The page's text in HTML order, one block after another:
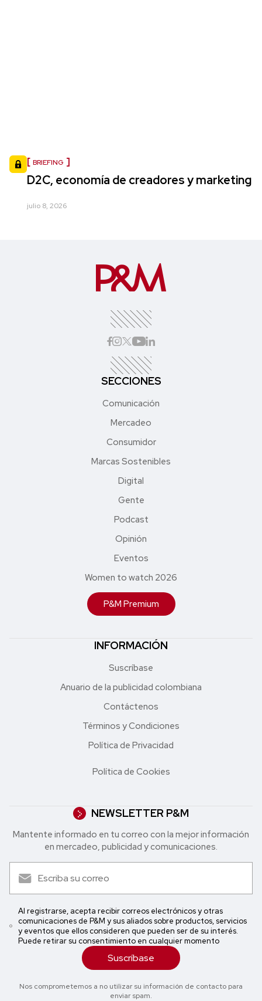
BRIEFING
D2C, economía de creadores y marketing
julio 8, 2026
SECCIONES
Comunicación
Mercadeo
Consumidor
Marcas Sostenibles
Digital
Gente
Podcast
Opinión
Eventos
Women to watch 2026
P&M Premium
INFORMACIÓN
Suscríbase
Anuario de la publicidad colombiana
Contáctenos
Términos y Condiciones
Política de Privacidad
Política de Cookies
NEWSLETTER P&M
Mantente informado en tu correo con la mejor in formación
en mercadeo, publicidad y comunicaciones.
Al registrarse, acepta recibir correos electrónicos y otras
comunicaciones de P&M y sus aliados sobre productos, servicios
y eventos que ellos consideren que pueden ser de su interés.
Puede retirar su consentimiento en cualquier momento
Suscríbase
Nos comprometemos a no utilizar su información de contacto para
enviar spam.